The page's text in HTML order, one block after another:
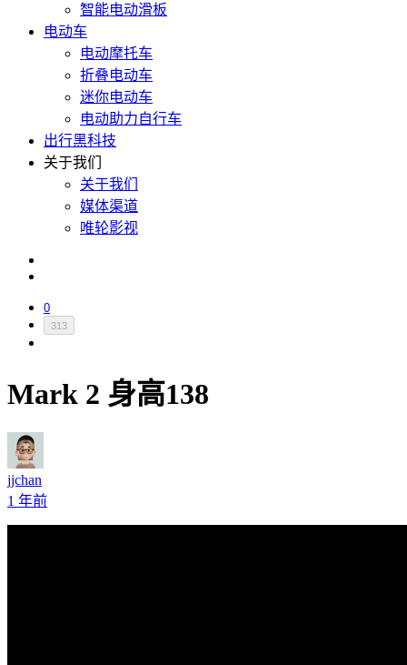
智能电动滑板
电动车
电动摩托车
折叠电动车
迷你电动车
电动助力自行车
出行黑科技
关于我们
关于我们
媒体渠道
唯轮影视
0
313
Mark 2 身高138
jjchan
1 年前